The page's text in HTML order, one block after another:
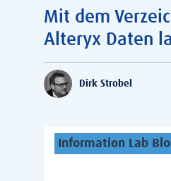
Mit dem
Alteryx Daten
Dirk Strobel
Information Lab